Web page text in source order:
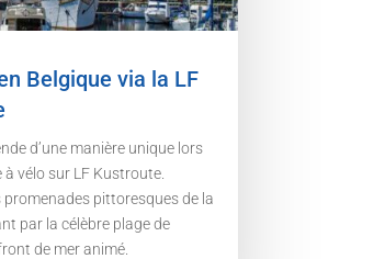
Belgique via la LF
d’une manière unique lors
vélo sur LF Kustroute.
promenades pittoresques de la
par la célèbre plage de
de mer animé.